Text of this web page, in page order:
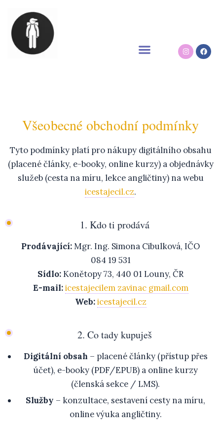
obsah
Instagram
Všeobecné obchodní podmínky
Tyto podmínky platí pro nákupy digitálního obsahu
(placené články, e-booky, online kurzy) a objednávky
služeb (cesta na míru, lekce angličtiny) na webu
icestajecil.cz.
1. Kdo ti prodává
Prodávající:Mgr. Ing. Simona Cibulková, IČO
084 19 531
Sídlo:Konětopy 73, 440 01 Louny, ČR
E-mail: icestajecilem zavinac gmail.com
Web: icestajecil.cz
2. Co tady kupuješ
Digitální obsah – placené články (přístup přes
účet), e-booky (PDF/EPUB) a online kurzy
(členská sekce / LMS).
Služby – konzultace, sestavení cesty na míru,
online výuka angličtiny.